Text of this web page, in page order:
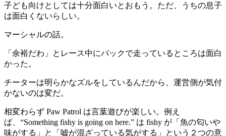
子ども向けとしては十分面白いとおもう。ただ、うちの息子
は面白くないらしい。
マーシャルの話。
「余裕だわ」とレース中にバックで走っているところは面白
かった。
チーターは明らかなズルをしているんだから、運営側が気付
かないのは変だ。
相変わらず Paw Patrol は言葉遊びが楽しい。例え
ば、“Something fishy is going on here.” は fishy が「魚の匂いや
味がする」と「嘘が混ざっている気がする」という２つの意